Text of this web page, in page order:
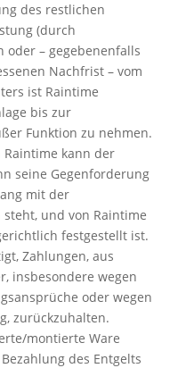
des restlichen
(durch
oder – gegebenenfalls
Nachfrist – vom
ist Raintime
bis zur
Funktion zu nehmen.
kann der
seine Gegenforderung
mit der
und von Raintime
festgestellt ist.
Zahlungen, aus
insbesondere wegen
oder wegen
zurückzuhalten.
montierte Ware
des Entgelts